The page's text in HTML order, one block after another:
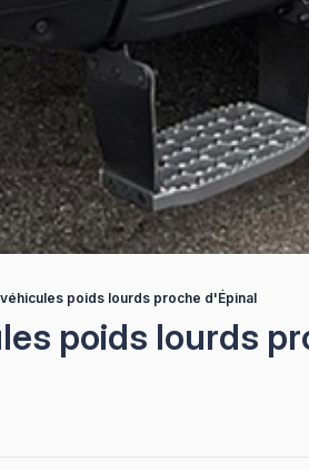
poids lourds proche d'Épinal
poids lourds